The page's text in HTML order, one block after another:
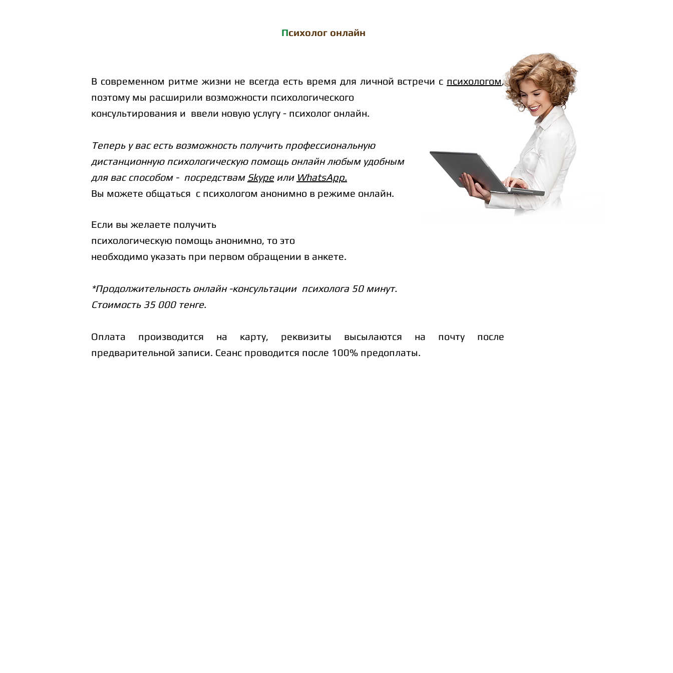
Психолог онлайн
В современном ритме жизни не всегда есть время для личной встречи с психологом,
поэтому мы расширили возможности психологического
консультирования и ввели новую услугу - психолог онлайн.
Теперь у вас есть возможность получить профессиональную
дистанционную психологическую помощь онлайн любым удобным
для васспособом - посредствам Skypeили WhatsApp.
Вы можете общаться с психологом анонимно в режиме онлайн.
Если вы желаете получить
психологическую помощь анонимно, то это
необходимо указать при первом обращении в анкете.
*Продолжительность онлайн -консультации психолога 50 минут.
Стоимость 35 000 тенге.
Оплата производится на карту, реквизиты высылаются на почту после
предварительной записи. Сеанс проводится после 100% предоплаты.